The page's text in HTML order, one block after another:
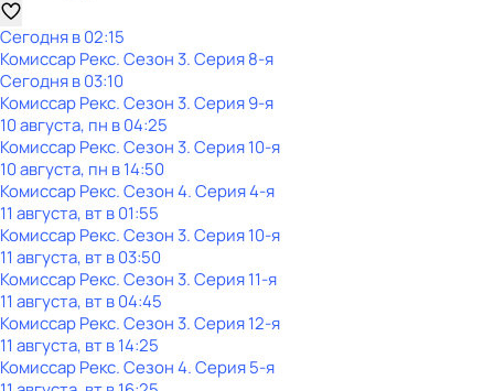
Сегодня в 02:15
Комиссар Рекс. Сезон 3. Серия 8-я
Сегодня в 03:10
Комиссар Рекс. Сезон 3. Серия 9-я
10 августа, пн в 04:25
Комиссар Рекс. Сезон 3. Серия 10-я
10 августа, пн в 14:50
Комиссар Рекс. Сезон 4. Серия 4-я
11 августа, вт в 01:55
Комиссар Рекс. Сезон 3. Серия 10-я
11 августа, вт в 03:50
Комиссар Рекс. Сезон 3. Серия 11-я
11 августа, вт в 04:45
Комиссар Рекс. Сезон 3. Серия 12-я
11 августа, вт в 14:25
Комиссар Рекс. Сезон 4. Серия 5-я